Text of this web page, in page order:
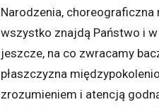
Narodzenia,
wszystko znajdą Państwo i
jeszcze, na co zwracamy
płaszczyzna
zrozumieniem i atencją